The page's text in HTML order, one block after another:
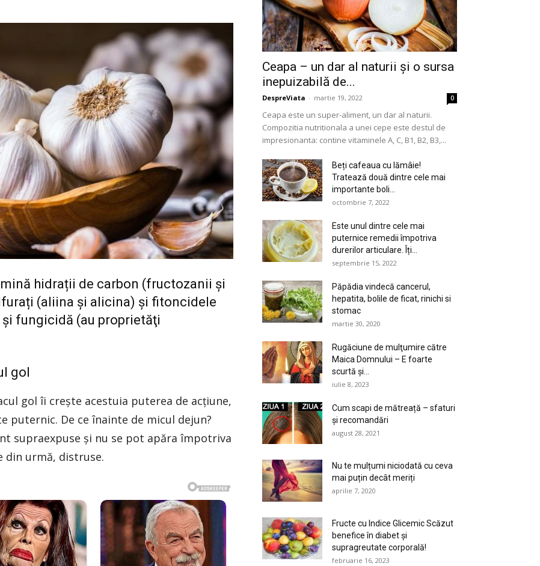
hidrații de carbon (fructozanii şi
(aliina şi alicina) şi fitoncidele
fungicidă (au proprietăţi
gol
gol îi creşte acestuia puterea de acţiune,
De ce înainte de micul dejun?
supraexpuse şi nu se pot apăra împotriva
din urmă, distruse.
Ceapa – un dar al naturii și o sursa
inepuizabilă de...
DespreViata - martie 19, 2022 0
Ceapa este un super-aliment, un dar al naturii.
Compozitia nutritionala a unei cepe este destul de
impresionanta: contine vitaminele A, C, B1, B2, B3,...
Beți cafeaua cu lămâie!
Tratează două dintre cele mai
importante boli...
octombrie 7, 2022
Este unul dintre cele mai
puternice remedii împotriva
durerilor articulare. Îți...
septembrie 15, 2022
Păpădia vindecă cancerul,
hepatita, bolile de ficat, rinichi si
stomac
martie 30, 2020
Rugăciune de mulţumire către
Maica Domnului – E foarte
scurtă și...
iulie 8, 2023
Cum scapi de mătreață – sfaturi
și recomandări
august 28, 2021
Nu te mulțumi niciodată cu ceva
mai puțin decât meriți
aprilie 7, 2020
Fructe cu Indice Glicemic Scăzut
benefice în diabet şi
supragreutate corporală!
februarie 16, 2023